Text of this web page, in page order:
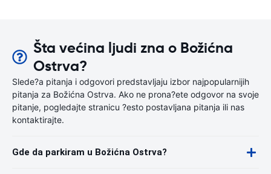
Šta većina ljudi zna o Božićna
Ostrva?
Slede?a pitanja i odgovori predstavljaju izbor najpopularnijih
pitanja za Božićna Ostrva. Ako ne prona?ete odgovor na svoje
pitanje, pogledajte stranicu ?esto postavljana pitanja ili nas
kontaktirajte.
Gde da parkiram u Božićna Ostrva?